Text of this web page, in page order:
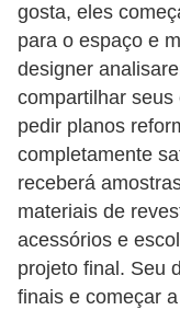
gosta, eles
para o espaço e
designer
compartilhar
pedir planos
completamente
receberá
materiais de
acessórios e
projeto final. Seu
finais e começar
í
n
i
o
s